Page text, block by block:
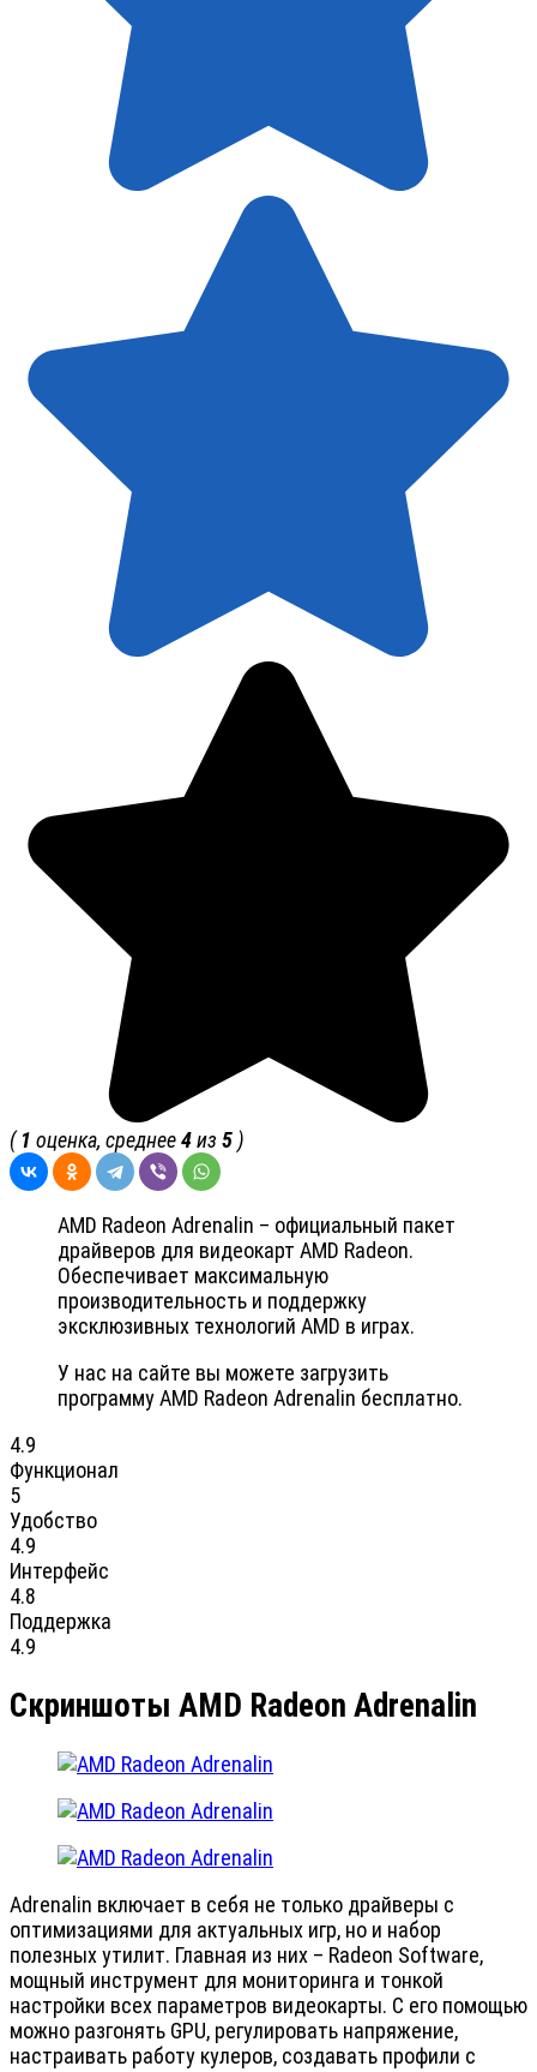
(1 оценка, среднее4из 5 )
AMD Radeon Adrenalin – официальный пакет
драйверов для видеокарт AMD Radeon.
Обеспечивает максимальную
производительность и поддержку
эксклюзивных технологий AMD в играх.
У нас на сайте вы можете загрузить
программу AMD Radeon Adrenalin бесплатно.
4.9
Функционал
5
Удобство
4.9
Интерфейс
4.8
Поддержка
4.9
Скриншоты AMD Radeon Adrenalin
Adrenalin включает в себя не только драйверы с
оптимизациями для актуальных игр, но и набор
полезных утилит. Главная из них – Radeon Software,
мощный инструмент для мониторинга и тонкой
настройки всех параметров видеокарты. С его помощью
можно разгонять GPU, регулировать напряжение,
настраивать работу кулеров, создавать профили с